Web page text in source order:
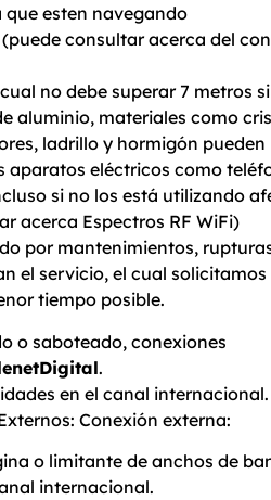
que esten navegando
consultar acerca del
no debe superar 7 metros
aluminio, materiales como
ladrillo y hormigón pueden
aparatos eléctricos como
si no los está utilizando
acerca Espectros RF WiFi)
por mantenimientos,
el servicio, el cual solicitamos
tiempo posible.
o saboteado, conexiones
.
en el canal internacional.
Conexión externa:
o limitante de anchos de
internacional.